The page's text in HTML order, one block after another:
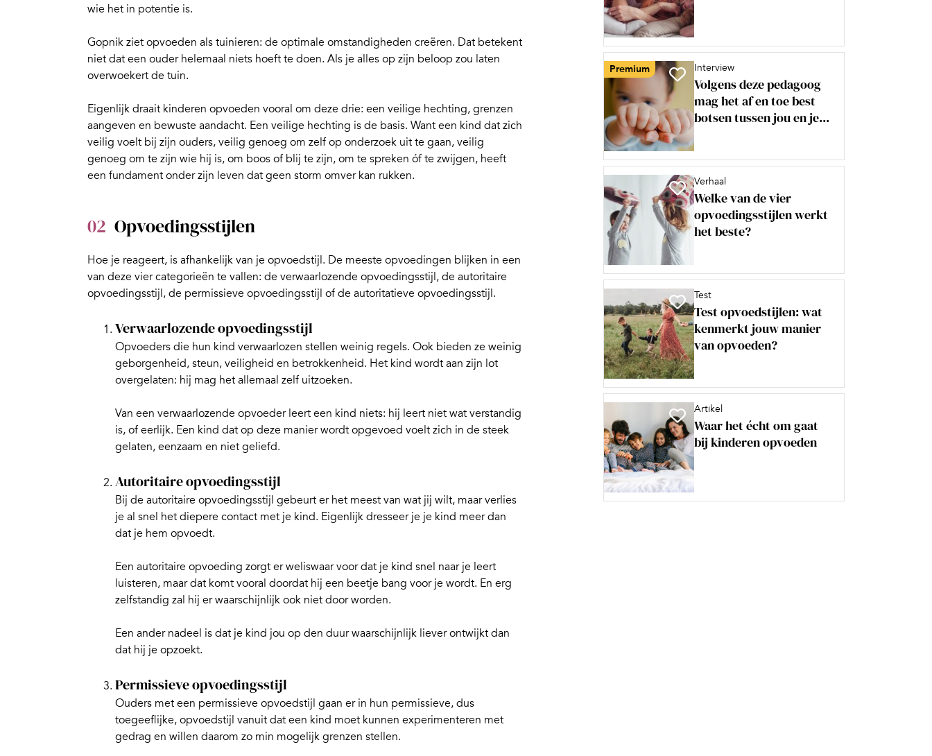
wie het in potentie is.
Gopnik ziet opvoeden als tuinieren: de optimale omstandigheden creëren. Dat betekent
niet dat een ouder helemaal niets hoeft te doen. Als je alles op zijn beloop zou laten
overwoekert de tuin.
Eigenlijk draait kinderen opvoeden vooral om deze drie: een veilige hechting, grenzen
aangeven en bewuste aandacht. Een veilige hechting is de basis. Want een kind dat zich
veilig voelt bij zijn ouders, veilig genoeg om zelf op onderzoek uit te gaan, veilig
genoeg om te zijn wie hij is, om boos of blij te zijn, om te spreken óf te zwijgen, heeft
een fundament onder zijn leven dat geen storm omver kan rukken.
02 Opvoedingsstijlen
Hoe je reageert, is afhankelijk van je opvoedstijl. De meeste opvoedingen blijken in een
van deze vier categorieën te vallen: de verwaarlozende opvoedingsstijl, de autoritaire
opvoedingsstijl, de permissieve opvoedingsstijl of de autoritatieve opvoedingsstijl.
Verwaarlozende opvoedingsstijl
Opvoeders die hun kind verwaarlozen stellen weinig regels. Ook bieden ze weinig
geborgenheid, steun, veiligheid en betrokkenheid. Het kind wordt aan zijn lot
overgelaten: hij mag het allemaal zelf uitzoeken.
Van een verwaarlozende opvoeder leert een kind niets: hij leert niet wat verstandig
is, of eerlijk. Een kind dat op deze manier wordt opgevoed voelt zich in de steek
gelaten, eenzaam en niet geliefd.
Autoritaire opvoedingsstijl
Bij de autoritaire opvoedingsstijl gebeurt er het meest van wat jij wilt, maar verlies
je al snel het diepere contact met je kind. Eigenlijk dresseer je je kind meer dan
dat je hem opvoedt.
Een autoritaire opvoeding zorgt er weliswaar voor dat je kind snel naar je leert
luisteren, maar dat komt vooral doordat hij een beetje bang voor je wordt. En erg
zelfstandig zal hij er waarschijnlijk ook niet door worden.
Een ander nadeel is dat je kind jou op den duur waarschijnlijk liever ontwijkt dan
dat hij je opzoekt.
Permissieve opvoedingsstijl
Ouders met een permissieve opvoedstijl gaan er in hun permissieve, dus
toegeeflijke, opvoedstijl vanuit dat een kind moet kunnen experimenteren met
gedrag en willen daarom zo min mogelijk grenzen stellen.
Premium Interview
Volgens deze pedagoog
mag het af en toe best
botsen tussen jou en je...
Verhaal
Welke van de vier
opvoedingsstijlen werkt
het beste?
Test
Test opvoedstijlen: wat
kenmerkt jouw manier
van opvoeden?
Artikel
Waar het écht om gaat
bij kinderen opvoeden